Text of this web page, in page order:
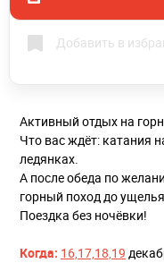
Добавить в
Активный отдых на
Что вас ждёт: катания
ледянках.
А после обеда по
горный поход до
Поездка без ночёвки!
Когда: 16,17,18,19